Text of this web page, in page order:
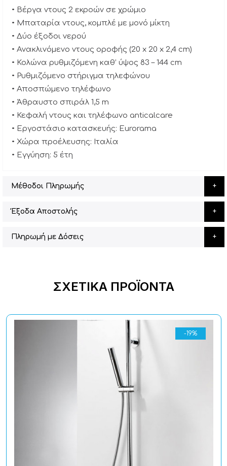
• Βέργα ντους 2 εκροών σε χρώμιο
• Μπαταρία ντους, κομπλέ με μονό μίκτη
• Δύο έξοδοι νερού
• Ανακλινόμενο ντους οροφής (20 x 20 x 2,4 cm)
• Κολώνα ρυθμιζόμενη καθ’ ύψος 83 – 144 cm
• Ρυθμιζόμενο στήριγμα τηλεφώνου
• Αποσπώμενο τηλέφωνο
• Άθραυστο σπιράλ 1,5 m
• Κεφαλή ντους και τηλέφωνο anticalcare
• Εργοστάσιο κατασκευής: Eurorama
• Χώρα προέλευσης: Ιταλία
• Εγγύηση: 5 έτη
Μέθοδοι Πληρωμής
Έξοδα Αποστολής
Πληρωμή με Δόσεις
ΣΧΕΤΙΚΆ ΠΡΟΪΌΝΤΑ
-19%